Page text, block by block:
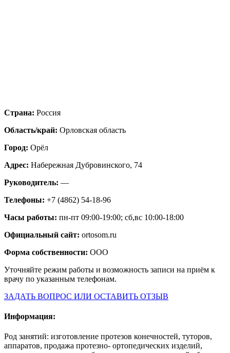
Страна: Россия
Область/край: Орловская область
Город: Орёл
Адрес: Набережная Дубровинского, 74
Руководитель: —
Телефоны: +7 (4862) 54-18-96
Часы работы: пн-пт 09:00-19:00; сб,вс 10:00-18:00
Официальный сайт: ortosom.ru
Форма собственности: ООО
Уточняйте режим работы и возможность записи на приём к
врачу по указанным телефонам.
ЗАДАТЬ ВОПРОС ИЛИ ОСТАВИТЬ ОТЗЫВ
Информация:
Род занятий: изготовление протезов конечностей, туторов,
аппаратов, продажа протезно- ортопедических изделий,